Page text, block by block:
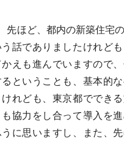
ほど、都内の新築住宅
話でありましたけれど
えも進んでいますので
ということも、基本的
れども、東京都でできる
協力をし合って導入を
に思いますし、また、